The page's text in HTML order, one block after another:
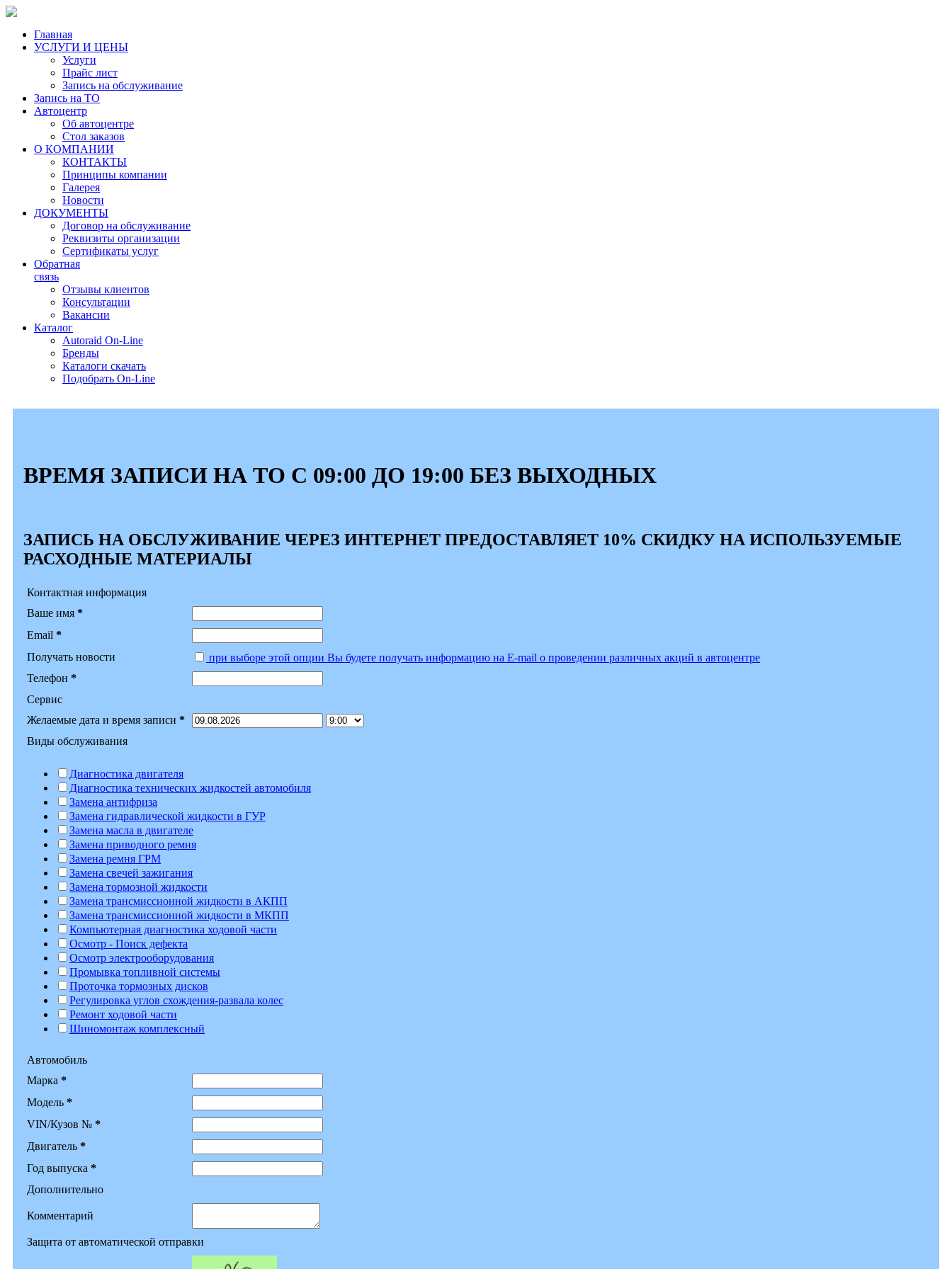
Главная
УСЛУГИ И ЦЕНЫ
Услуги
Прайс лист
Запись на обслуживание
Запись на ТО
Автоцентр
Об автоцентре
Стол заказов
О КОМПАНИИ
КОНТАКТЫ
Принципы компании
Галерея
Новости
ДОКУМЕНТЫ
Договор на обслуживание
Реквизиты организации
Сертификаты услуг
Обратная
связь
Отзывы клиентов
Консультации
Вакансии
Каталог
Autoraid On-Line
Бренды
Каталоги скачать
Подобрать On-Line
ВРЕМЯ ЗАПИСИ НА ТО С 09:00 ДО 19:00 БЕЗ ВЫХОДНЫХ
ЗАПИСЬ НА ОБСЛУЖИВАНИЕ ЧЕРЕЗ ИНТЕРНЕТ ПРЕДОСТАВЛЯЕТ 10% СКИДКУ НА ИСПОЛЬЗУЕМЫЕ
РАСХОДНЫЕ МАТЕРИАЛЫ
Контактная информация
Ваше имя *
Email *
Получать новости
при выборе этой опции Вы будете получать информацию на E-mail о проведении различных акций в автоцентре
Телефон *
Сервис
Желаемые дата и время записи *
Виды обслуживания
Диагностика двигателя
Диагностика технических жидкостей автомобиля
Замена антифриза
Замена гидравлической жидкости в ГУР
Замена масла в двигателе
Замена приводного ремня
Замена ремня ГРМ
Замена свечей зажигания
Замена тормозной жидкости
Замена трансмиссионной жидкости в АКПП
Замена трансмиссионной жидкости в МКПП
Компьютерная диагностика ходовой части
Осмотр - Поиск дефекта
Осмотр электрооборудования
Промывка топливной системы
Проточка тормозных дисков
Регулировка углов схождения-развала колес
Ремонт ходовой части
Шиномонтаж комплексный
Автомобиль
Марка *
Модель *
VIN/Кузов № *
Двигатель *
Год выпуска *
Дополнительно
Комментарий
Защита от автоматической отправки